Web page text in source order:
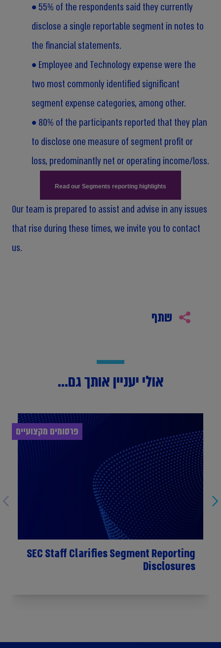
• 55% of the respondents said they currently
disclose a single reportable segment in notes to
the financial statements.
• Employee and Technology expense were the
two most commonly identified significant
segment expense categories, among other.
• 80% of the participants reported that they plan
to disclose one measure of segment profit or
loss, predominantly net or operating income/loss.
Read our Segments reporting highlights
Our team is prepared to assist and advise in any issues
that rise during these times, we invite you to contact
us.
שתף
אולי יעניין אותך גם...
פרסומים מקצועיים
SEC Staff Clarifies Segment Reporting
Disclosures